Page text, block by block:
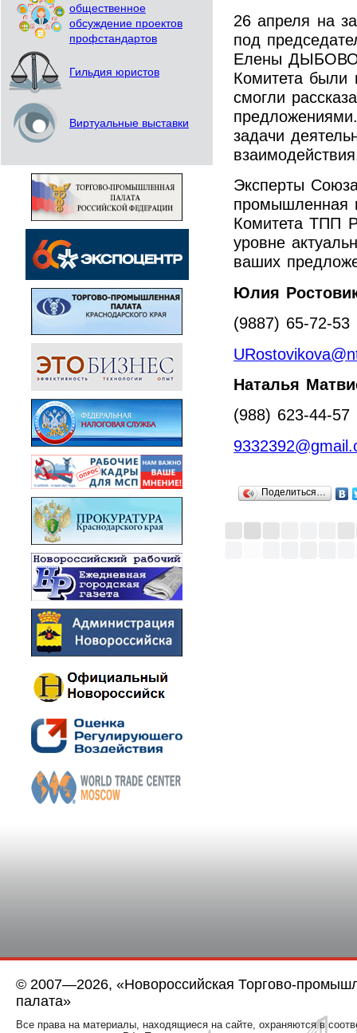
общественное
обсуждение проектов
профстандартов
Гильдия юристов
Виртуальные выставки
26 апреля на
под
Елены
Комитета были
смогли
задачи
Эксперты
промышленная
Комитета ТПП
уровне
ваших
Юлия
(9887) 65-72-53
Наталья
(988) 623-44-57
Поделиться…
© 2007—2026, «Новороссийская Торгово-
палата»
Все права на материалы, находящиеся на сайте, охраняются в